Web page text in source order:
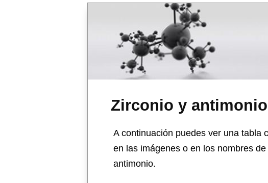
Zirconio y antimonio
A continuación puedes ver una tabla
en las imágenes o en los nombres
antimonio.